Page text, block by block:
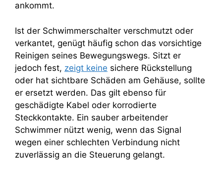
ankommt.
Ist der Schwimmerschalter verschmutzt oder
verkantet, genügt häufig schon das vorsichtige
Reinigen seines Bewegungswegs. Sitzt er
jedoch fest, zeigt keine sichere Rückstellung
oder hat sichtbare Schäden am Gehäuse, sollte
er ersetzt werden. Das gilt ebenso für
geschädigte Kabel oder korrodierte
Steckkontakte. Ein sauber arbeitender
Schwimmer nützt wenig, wenn das Signal
wegen einer schlechten Verbindung nicht
zuverlässig an die Steuerung gelangt.